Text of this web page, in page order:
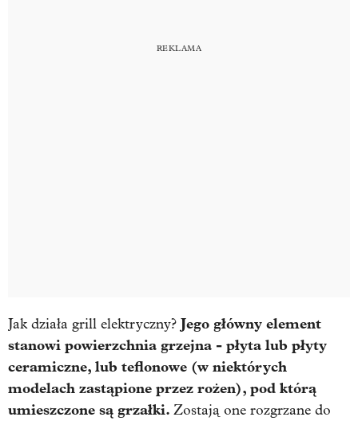
Jak działa grill elektryczny? Jego główny element
stanowi powierzchnia grzejna - płyta lub płyty
ceramiczne, lub teflonowe (w niektórych
modelach zastąpione przez rożen), pod którą
umieszczone są grzałki. Zostają one rozgrzane do